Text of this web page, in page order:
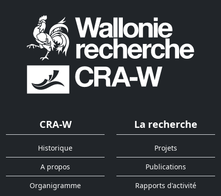
CRA-W
Historique
A propos
Organigramme
La recherche
Projets
Publications
Rapports d'activité